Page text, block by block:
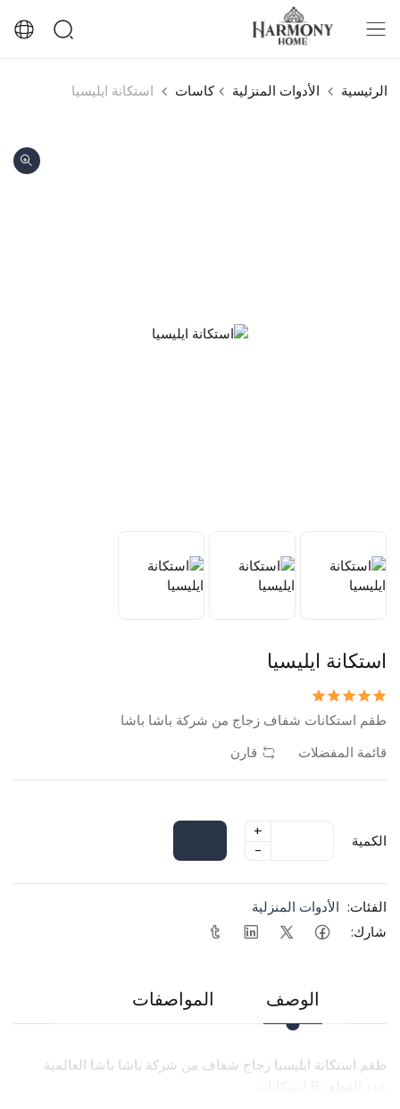
الرئيسية الأدوات المنزلية كاسات استكانة ايليسيا
استكانة ايليسيا
طقم استكانات شفاف زجاج من شركة باشا باشا
قائمة المفضلات
قارن
الكمية
+
-
الفئات: الأدوات المنزلية
شارك:
الوصف المواصفات
طقم استكانة ايليسيا زجاج شفاف من شركة باشا باشا العالمية